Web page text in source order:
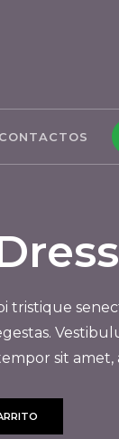
CONTACTOS
tristique
sit amet,